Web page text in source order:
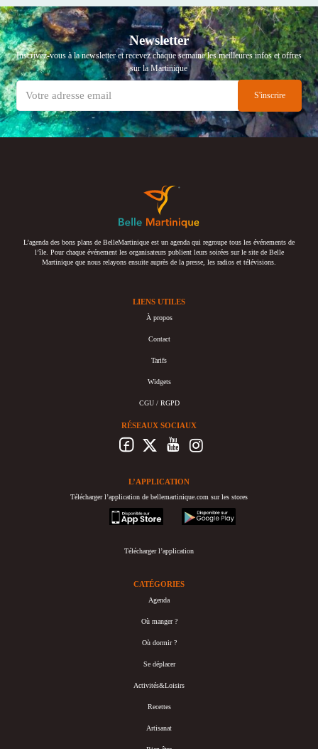
Newsletter
Inscrivez-vous à la newsletter et recevez chaque semaine les meilleures infos et offres
sur la Martinique
L’agenda des bons plans de BelleMartinique est un agenda qui regroupe tous les événements de
l’île. Pour chaque événement les organisateurs publient leurs soirées sur le site de Belle
Martinique que nous relayons ensuite auprès de la presse, les radios et télévisions.
LIENS UTILES
À propos
Contact
Tarifs
Widgets
CGU / RGPD
RÉSEAUX SOCIAUX
L’APPLICATION
Télécharger l’application de bellemartinique.com sur les stores
appstore
googleplay
Télécharger l’application
CATÉGORIES
Agenda
Où manger ?
Où dormir ?
Se déplacer
Activités&Loisirs
Recettes
Artisanat